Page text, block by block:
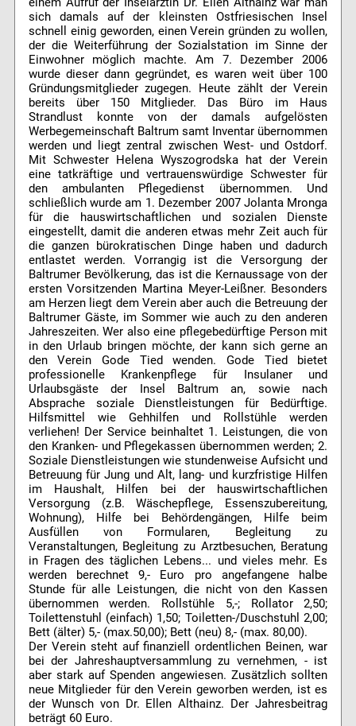
sich damals auf der kleinsten Ostfriesischen Insel
schnell einig geworden, einen Verein gründen zu wollen,
der die Weiterführung der Sozialstation im Sinne der
Einwohner möglich machte. Am 7. Dezember 2006
wurde dieser dann gegründet, es waren weit über 100
Gründungsmitglieder zugegen. Heute zählt der Verein
bereits über 150 Mitglieder. Das Büro im Haus
Strandlust konnte von der damals aufgelösten
Werbegemeinschaft Baltrum samt Inventar übernommen
werden und liegt zentral zwischen West- und Ostdorf.
Mit Schwester Helena Wyszogrodska hat der Verein
eine tatkräftige und vertrauenswürdige Schwester für
den ambulanten Pflegedienst übernommen. Und
schließlich wurde am 1. Dezember 2007 Jolanta Mronga
für die hauswirtschaftlichen und sozialen Dienste
eingestellt, damit die anderen etwas mehr Zeit auch für
die ganzen bürokratischen Dinge haben und dadurch
entlastet werden. Vorrangig ist die Versorgung der
Baltrumer Bevölkerung, das ist die Kernaussage von der
ersten Vorsitzenden Martina Meyer-Leißner. Besonders
am Herzen liegt dem Verein aber auch die Betreuung der
Baltrumer Gäste, im Sommer wie auch zu den anderen
Jahreszeiten. Wer also eine pflegebedürftige Person mit
in den Urlaub bringen möchte, der kann sich gerne an
den Verein Gode Tied wenden. Gode Tied bietet
professionelle Krankenpflege für Insulaner und
Urlaubsgäste der Insel Baltrum an, sowie nach
Absprache soziale Dienstleistungen für Bedürftige.
Hilfsmittel wie Gehhilfen und Rollstühle werden
verliehen! Der Service beinhaltet 1. Leistungen, die von
den Kranken- und Pflegekassen übernommen werden; 2.
Soziale Dienstleistungen wie stundenweise Aufsicht und
Betreuung für Jung und Alt, lang- und kurzfristige Hilfen
im Haushalt, Hilfen bei der hauswirtschaftlichen
Versorgung (z.B. Wäschepflege, Essenszubereitung,
Wohnung), Hilfe bei Behördengängen, Hilfe beim
Ausfüllen von Formularen, Begleitung zu
Veranstaltungen, Begleitung zu Arztbesuchen, Beratung
in Fragen des täglichen Lebens... und vieles mehr. Es
werden berechnet 9,- Euro pro angefangene halbe
Stunde für alle Leistungen, die nicht von den Kassen
übernommen werden. Rollstühle 5,-; Rollator 2,50;
Toilettenstuhl (einfach) 1,50; Toiletten-/Duschstuhl 2,00;
Bett (älter) 5,- (max.50,00); Bett (neu) 8,- (max. 80,00).
Der Verein steht auf finanziell ordentlichen Beinen, war
bei der Jahreshauptversammlung zu vernehmen, - ist
aber stark auf Spenden angewiesen. Zusätzlich sollten
neue Mitglieder für den Verein geworben werden, ist es
der Wunsch von Dr. Ellen Althainz. Der Jahresbeitrag
beträgt 60 Euro.